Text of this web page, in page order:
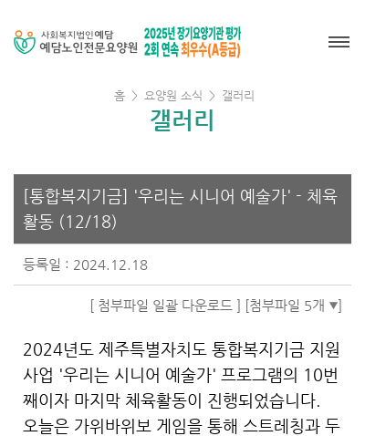
홈 > 요양원 소식 > 갤러리
갤러리
[통합복지기금] '우리는 시니어 예술가' - 체육
활동 (12/18)
등록일 : 2024.12.18
[ 첨부파일 일괄 다운로드 ] [첨부파일 5개 ]
2024년도 제주특별자치도 통합복지기금 지원
사업 '우리는 시니어 예술가' 프로그램의 10번
째이자 마지막 체육활동이 진행되었습니다.
오늘은 가위바위보 게임을 통해 스트레칭과 두